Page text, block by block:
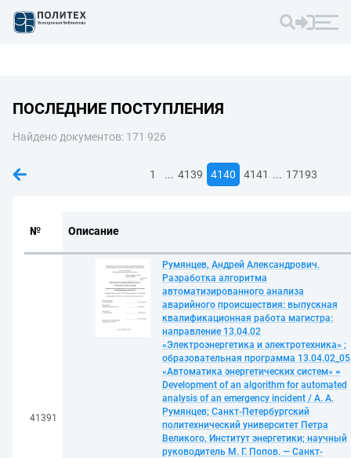
ПОСЛЕДНИЕ ПОСТУПЛЕНИЯ
Найдено документов: 171 926
1 ... 4139 4140 4141 ... 17193
№ Описание
41391
Румянцев, Андрей Александрович.
Разработка алгоритма
автоматизированного анализа
аварийного происшествия: выпускная
квалификационная работа магистра:
направление 13.04.02
«Электроэнергетика и электротехника» ;
образовательная программа 13.04.02_05
«Автоматика энергетических систем» =
Development of an algorithm for automated
analysis of an emergency incident / А. А.
Румянцев; Санкт-Петербургский
политехнический университет Петра
Великого, Институт энергетики; научный
руководитель М. Г. Попов. — Санкт-